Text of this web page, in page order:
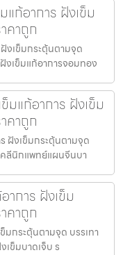
ก้อาการ ฝังเข็ม
คาถูก
งเข็มกระตุ้นตามจุด
งเข็มแก้อาการจอมทอง
แก้อาการ ฝังเข็ม
คาถูก
ฝังเข็มกระตุ้นตามจุด
คลีนิกแพทย์แผนจีนบา
าการ ฝังเข็ม
คาถูก
มกระตุ้นตามจุด บรรเทา
เข็มบาดเจ็บ ร